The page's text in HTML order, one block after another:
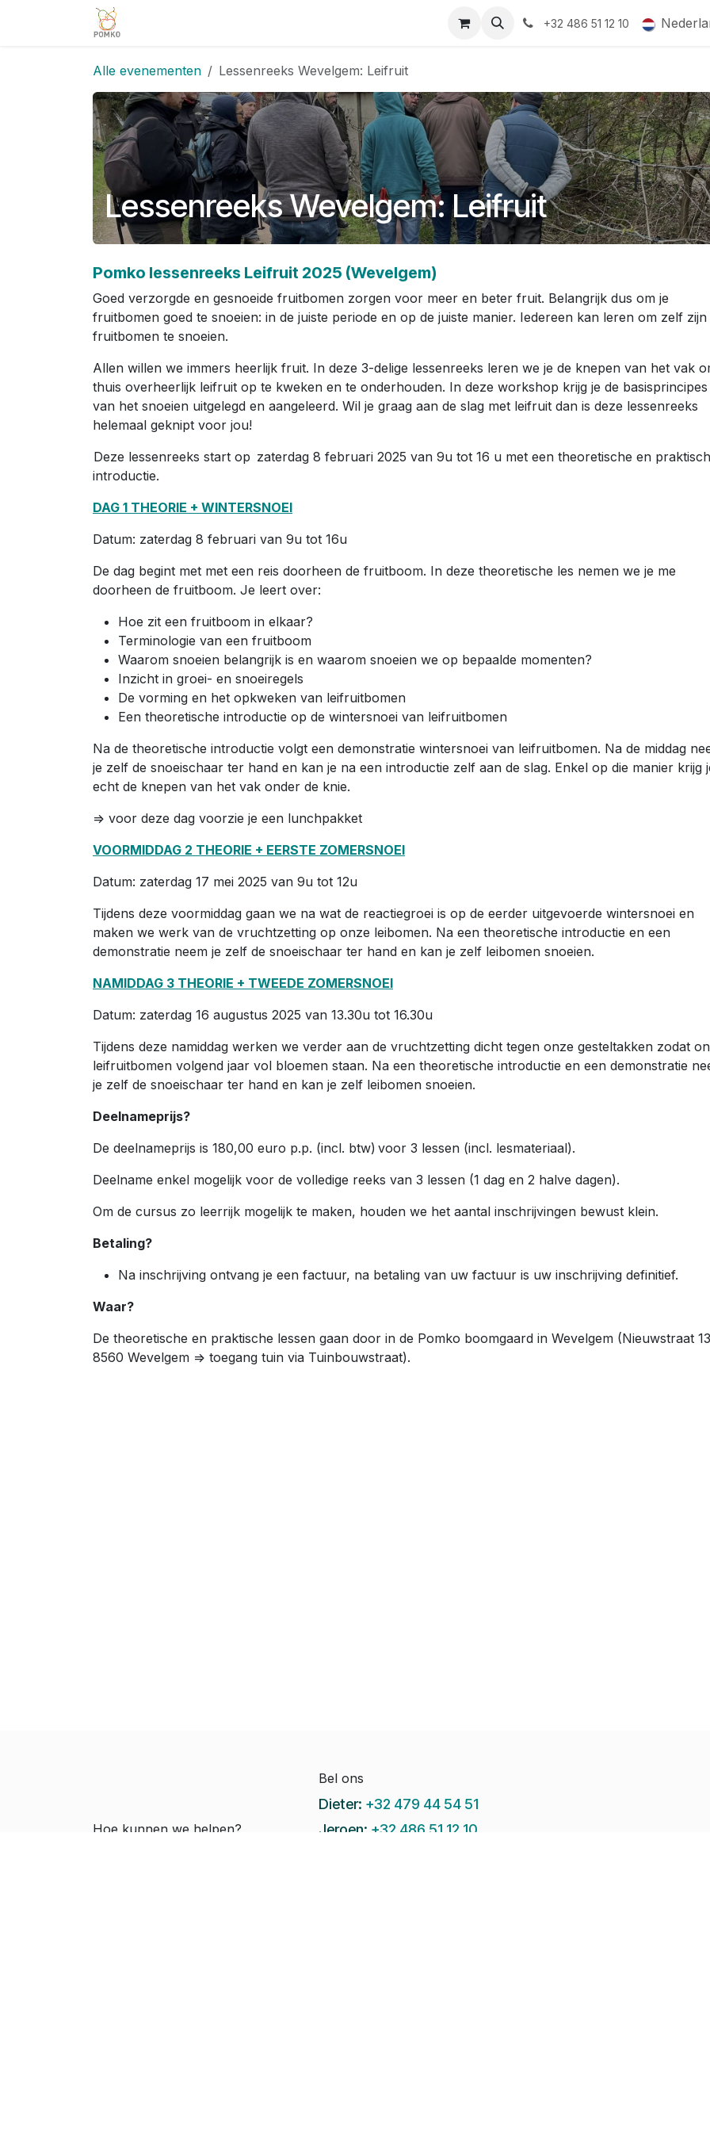
Overslaan naar inhoud
QR-labels Leifruit Subsidiedossiers
+32 486 51 12 10
Alle evenementen Lessenreeks Wevelgem: Leifruit
Lessenreeks Wevelgem: Leifruit
Pomko lessenreeks Leifruit 2025 (Wevelgem)
Goed verzorgde en gesnoeide fruitbomen zorgen voor meer en beter fruit. Belangrijk dus om je
fruitbomen goed te snoeien: in de juiste periode en op de juiste manier. Iedereen kan leren om zelf zijn
fruitbomen te snoeien.
Allen willen we immers heerlijk fruit. In deze 3-delige lessenreeks leren we je de knepen van het vak
thuis overheerlijk leifruit op te kweken en te onderhouden. In deze workshop krijg je de basisprincipes
van het snoeien uitgelegd en aangeleerd. Wil je graag aan de slag met leifruit dan is deze lessenreeks
helemaal geknipt voor jou!
Deze lessenreeks start op zaterdag 8 februari 2025 van 9u tot 16 u met een theoretische en
introductie.
DAG 1 THEORIE + WINTERSNOEI
Datum: zaterdag 8 februari van 9u tot 16u
De dag begint met met een reis doorheen de fruitboom. In deze theoretische les nemen we je me
doorheen de fruitboom. Je leert over:
Hoe zit een fruitboom in elkaar?
Terminologie van een fruitboom
Waarom snoeien belangrijk is en waarom snoeien we op bepaalde momenten?
Inzicht in groei- en snoeiregels
De vorming en het opkweken van leifruitbomen
Een theoretische introductie op de wintersnoei van leifruitbomen
Na de theoretische introductie volgt een demonstratie wintersnoei van leifruitbomen. Na de middag
je zelf de snoeischaar ter hand en kan je na een introductie zelf aan de slag. Enkel op die manier krijg
echt de knepen van het vak onder de knie.
=> voor deze dag voorzie je een lunchpakket
VOORMIDDAG 2 THEORIE + EERSTE ZOMERSNOEI
Datum: zaterdag 17 mei 2025 van 9u tot 12u
Tijdens deze voormiddag gaan we na wat de reactiegroei is op de eerder uitgevoerde wintersnoei en
maken we werk van de vruchtzetting op onze leibomen. Na een theoretische introductie en een
demonstratie neem je zelf de snoeischaar ter hand en kan je zelf leibomen snoeien.
NAMIDDAG 3 THEORIE + TWEEDE ZOMERSNOEI
Datum: zaterdag 16 augustus 2025 van 13.30u tot 16.30u
Tijdens deze namiddag werken we verder aan de vruchtzetting dicht tegen onze gesteltakken zodat
leifruitbomen volgend jaar vol bloemen staan. Na een theoretische introductie en een demonstratie
je zelf de snoeischaar ter hand en kan je zelf leibomen snoeien.
Deelnameprijs?
De deelnameprijs is 180,00 euro p.p. (incl. btw) voor 3 lessen (incl. lesmateriaal).
Deelname enkel mogelijk voor de volledige reeks van 3 lessen (1 dag en 2 halve dagen).
Om de cursus zo leerrijk mogelijk te maken, houden we het aantal inschrijvingen bewust klein.
Betaling?
Na inschrijving ontvang je een factuur, na betaling van uw factuur is uw inschrijving definitief.
Waar?
De theoretische en praktische lessen gaan door in de Pomko boomgaard in Wevelgem (Nieuwstraat
8560 Wevelgem => toegang tuin via Tuinbouwstraat).
Hoe kunnen we helpen?
Bel ons
Dieter: +32 479 44 54 51
Jeroen: +32 486 51 12 10